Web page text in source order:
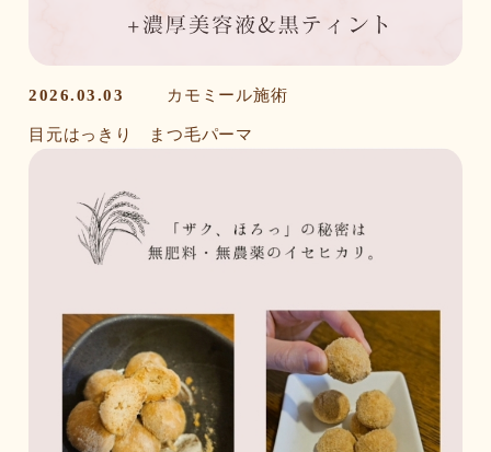
2026.03.03 カモミール施術
目元はっきり まつ毛パーマ